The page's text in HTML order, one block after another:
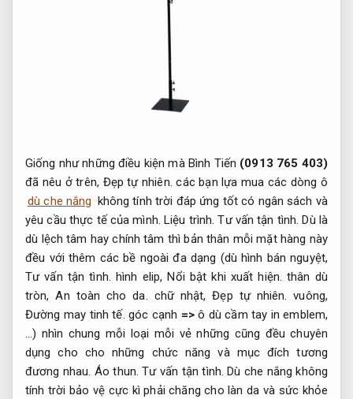
Giống như những điều kiện mà Bình Tiến (0913 765 403)
đã nêu ở trên, Đẹp tự nhiên. các bạn lựa mua các dòng ô
dù che nắng không tính trời đáp ứng tốt có ngân sách và
yêu cầu thực tế của mình.Liệu trình. Tư vấn tận tình. Dù là
dù lệch tâm hay chính tâm thì bản thân mỗi mặt hàng này
đều với thêm các bề ngoài đa dạng (dù hình bán nguyệt,
Tư vấn tận tình. hình elip,Nổi bật khi xuất hiện. thân dù
tròn,An toàn cho da. chữ nhật,Đẹp tự nhiên. vuông,
Đường may tinh tế. góc cạnh =>ô dù cầm tay in emblem,
…) nhìn chung mỗi loại mỗi vẻ những cũng đều chuyên
dụng cho cho những chức năng và mục đích tương
đương nhau. Áo thun. Tư vấn tận tình. Dù che nắng không
tính trời bảo vệ cực kì phải chăng cho làn da và sức khỏe